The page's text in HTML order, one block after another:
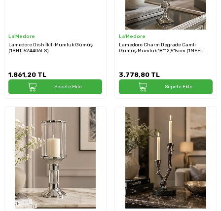
La'Medore
Lamedore Dish İkili Mumluk Gümüş
(1BHT-524406LS)
1.861,20 TL
Sepete Ekle
La'Medore
Lamedore Charm Degrade Camlı
Gümüş Mumluk 18*12,5*5 cm (1MEH-
3.778,80 TL
Sepete Ekle